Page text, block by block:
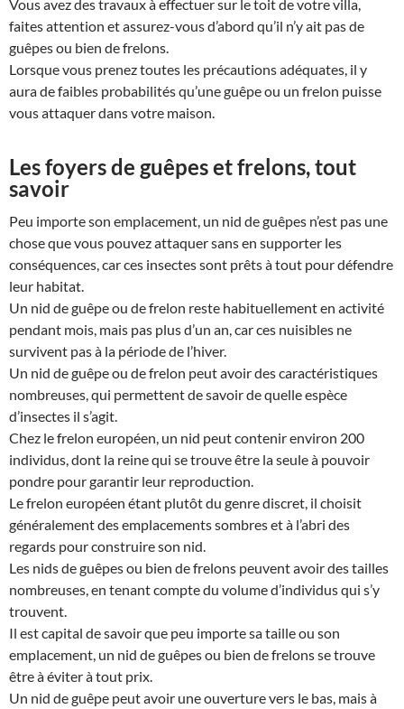
Vous avez des travaux à effectuer sur le toit de votre villa,
faites attention et assurez-vous d’abord qu’il n’y ait pas de
guêpes ou bien de frelons.
Lorsque vous prenez toutes les précautions adéquates, il y
aura de faibles probabilités qu’une guêpe ou un frelon puisse
vous attaquer dans votre maison.
Les foyers de guêpes et frelons, tout
savoir
Peu importe son emplacement, un nid de guêpes n’est pas une
chose que vous pouvez attaquer sans en supporter les
conséquences, car ces insectes sont prêts à tout pour défendre
leur habitat.
Un nid de guêpe ou de frelon reste habituellement en activité
pendant mois, mais pas plus d’un an, car ces nuisibles ne
survivent pas à la période de l’hiver.
Un nid de guêpe ou de frelon peut avoir des caractéristiques
nombreuses, qui permettent de savoir de quelle espèce
d’insectes il s’agit.
Chez le frelon européen, un nid peut contenir environ 200
individus, dont la reine qui se trouve être la seule à pouvoir
pondre pour garantir leur reproduction.
Le frelon européen étant plutôt du genre discret, il choisit
généralement des emplacements sombres et à l’abri des
regards pour construire son nid.
Les nids de guêpes ou bien de frelons peuvent avoir des tailles
nombreuses, en tenant compte du volume d’individus qui s’y
trouvent.
Il est capital de savoir que peu importe sa taille ou son
emplacement, un nid de guêpes ou bien de frelons se trouve
être à éviter à tout prix.
Un nid de guêpe peut avoir une ouverture vers le bas, mais à